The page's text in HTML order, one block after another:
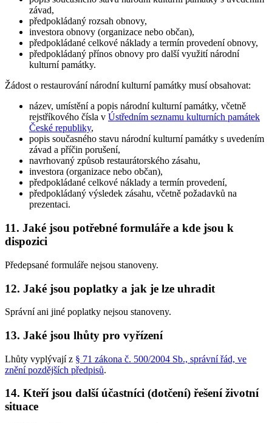
závad,
předpokládaný rozsah obnovy,
investora obnovy (organizace nebo občan),
předpokládané celkové náklady a termín provedení obnovy,
předpokládaný přínos obnovy pro další využití národní
kulturní památky.
Žádost o restaurování národní kulturní památky musí obsahovat:
název, umístění a popis národní kulturní památky, včetně
rejstříkového čísla v Ústředním seznamu kulturních památek
České republiky,
popis současného stavu národní kulturní památky s uvedením
závad a příčin porušení,
navrhovaný způsob restaurátorského zásahu,
investora (organizace nebo občan),
předpokládané celkové náklady a termín provedení,
předpokládaný výsledek zásahu, včetně požadavků na
prezentaci.
11. Jaké jsou potřebné formuláře a kde jsou k
dispozici
Předepsané formuláře nejsou stanoveny.
12. Jaké jsou poplatky a jak je lze uhradit
Správní ani jiné poplatky nejsou stanoveny.
13. Jaké jsou lhůty pro vyřízení
Lhůty vyplývají z § 71 zákona č. 500/2004 Sb., správní řád, ve
znění pozdějších předpisů.
14. Kteří jsou další účastníci (dotčení) řešení životní
situace